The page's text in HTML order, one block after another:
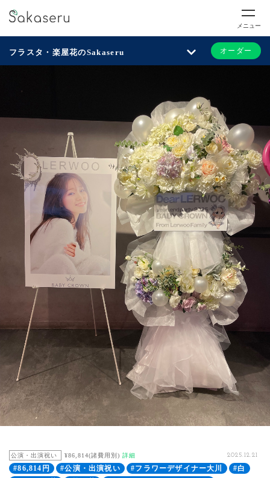
メニュー
フラスタ・楽屋花のSakaseru オーダー
公演・出演祝い ¥86,814(諸費用別) 詳細 2025.12.21
#86,814円 #公演・出演祝い #フラワーデザイナー大川
#白